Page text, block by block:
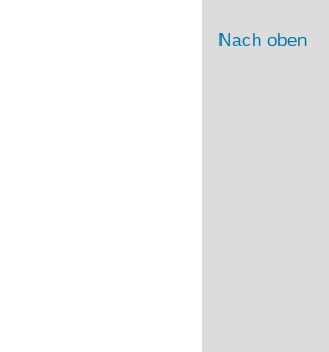
Nach oben